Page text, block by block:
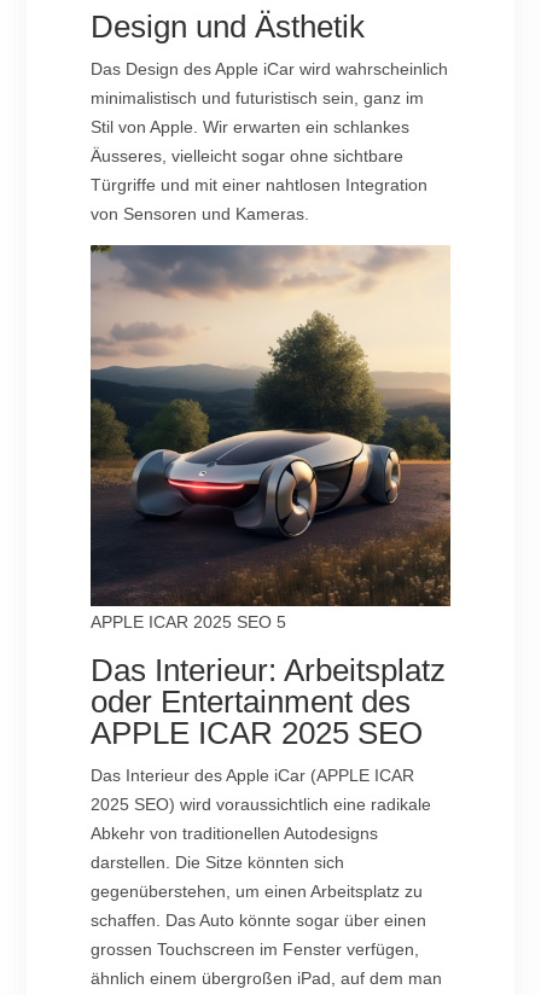
Design und Ästhetik
Das Design des Apple iCar wird wahrscheinlich
minimalistisch und futuristisch sein, ganz im
Stil von Apple. Wir erwarten ein schlankes
Äusseres, vielleicht sogar ohne sichtbare
Türgriffe und mit einer nahtlosen Integration
von Sensoren und Kameras.
APPLE ICAR 2025 SEO 5
Das Interieur: Arbeitsplatz
oder Entertainment des
APPLE ICAR 2025 SEO
Das Interieur des Apple iCar (APPLE ICAR
2025 SEO) wird voraussichtlich eine radikale
Abkehr von traditionellen Autodesigns
darstellen. Die Sitze könnten sich
gegenüberstehen, um einen Arbeitsplatz zu
schaffen. Das Auto könnte sogar über einen
grossen Touchscreen im Fenster verfügen,
ähnlich einem übergroßen iPad, auf dem man